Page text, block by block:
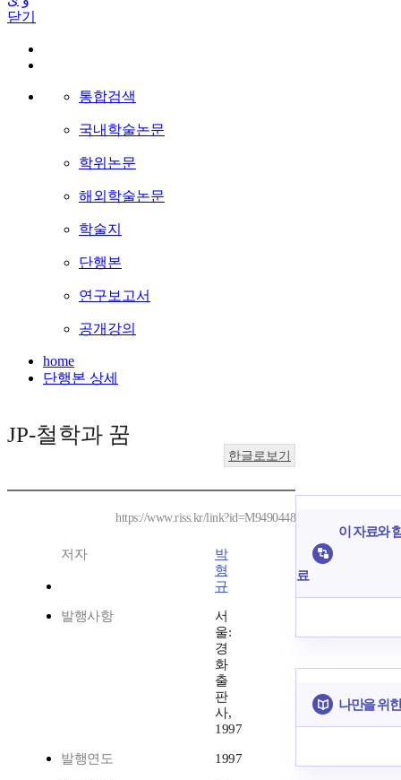
닫기
통합검색
국내학술논문
학위논문
해외학술논문
학술지
단행본
연구보고서
공개강의
home
단행본 상세
JP-철학과 꿈
한글로보기
https://www.riss.kr/link?id=M9490448
저자
박
형
규
발행사항
서
울:
경
화
출
판
사,
1997
발행연도 1997
이 자료와
료
나만을 위